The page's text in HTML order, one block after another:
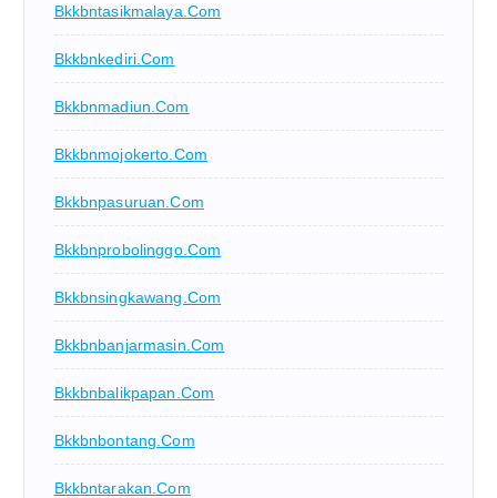
Bkkbntasikmalaya.com
Bkkbnkediri.com
Bkkbnmadiun.com
Bkkbnmojokerto.com
Bkkbnpasuruan.com
Bkkbnprobolinggo.com
Bkkbnsingkawang.com
Bkkbnbanjarmasin.com
Bkkbnbalikpapan.com
Bkkbnbontang.com
Bkkbntarakan.com